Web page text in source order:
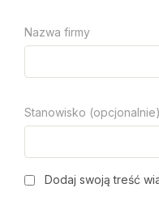
Nazwa firmy
Stanowisko (opcjonalnie)
Dodaj swoją treść